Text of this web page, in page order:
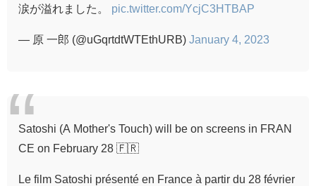
涙が溢れました。 pic.twitter.com/YcjC3HTBAP
— 原 一郎 (@uGqrtdtWTEthURB) January 4, 2023
Satoshi (A Mother's Touch) will be on screens in FRAN
CE on February 28 🇫🇷
Le film Satoshi présenté en France à partir du 28 février